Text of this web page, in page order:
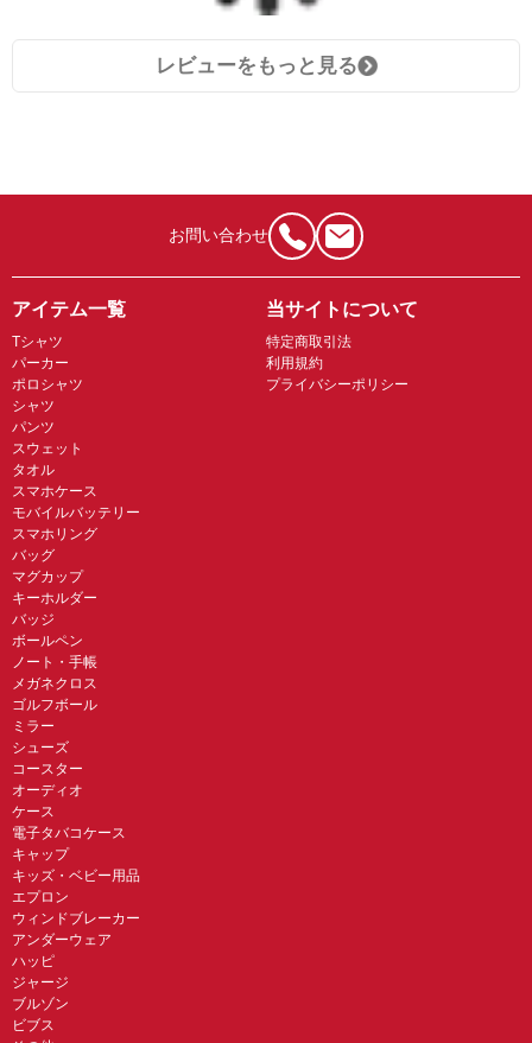
レビューをもっと見る
お問い合わせ
アイテム一覧
Tシャツ
パーカー
ポロシャツ
シャツ
パンツ
スウェット
タオル
スマホケース
モバイルバッテリー
スマホリング
バッグ
マグカップ
キーホルダー
バッジ
ボールペン
ノート・手帳
メガネクロス
ゴルフボール
ミラー
シューズ
コースター
オーディオ
ケース
電子タバコケース
キャップ
キッズ・ベビー用品
エプロン
ウィンドブレーカー
アンダーウェア
ハッピ
ジャージ
ブルゾン
ビブス
当サイトについて
特定商取引法
利用規約
プライバシーポリシー